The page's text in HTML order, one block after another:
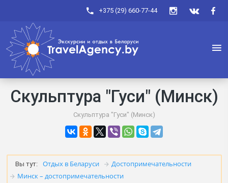
+375 (29) 660-77-44
Скульптура "Гуси" (Минск)
Скульптура "Гуси" (Минск)
Вы тут: Отдых в Беларуси
Достопримечательности
Минск – достопримечательности